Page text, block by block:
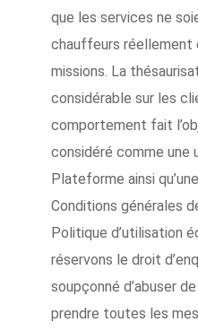
que les services ne
chauffeurs réellement
missions. La
considérable sur les
comportement fait
considéré comme une
Plateforme ainsi
Conditions générales
Politique d’utilisation
réservons le droit
soupçonné d’abuser
prendre toutes les